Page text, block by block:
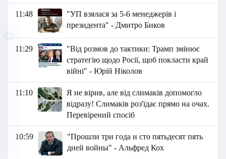
11:48
"УП взялася за 5-6 менеджерів і
президента" - Дмитро Биков
11:29
"Від розмов до тактики: Трамп змінює
стратегію щодо Росії, щоб покласти край
війні" - Юрій Ніколов
11:10
Я не вірив, але від слимаків допомогло
відразу! Слимаків роз'їдає прямо на очах.
Перевірений спосіб
10:59
"Прошли три года и сто пятьдесят пять
дней войны" - Альфред Кох